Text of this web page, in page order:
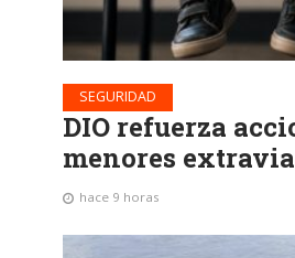
SEGURIDAD
DIO refuerza
menores
hace 9 horas